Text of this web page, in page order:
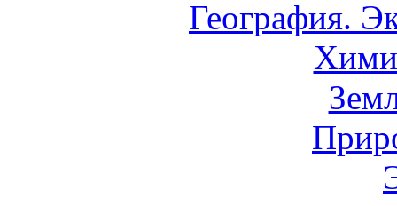
География.